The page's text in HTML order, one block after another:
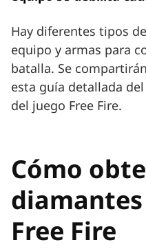
Hay diferentes tipos
equipo y armas para
batalla. Se
esta guía detallada
del juego Free Fire.
Cómo
Free Fire